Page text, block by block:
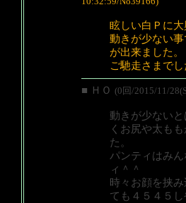
眩しい白Ｐに大
動きが少ない
が出来ました。
ご馳走さまでし
■ ＨＯ (0回/2015/11/
動きが少ない
くお尻や太も
た。
パンティはみ
ィ＾＾
時々お顔を挟
ても４５４５し